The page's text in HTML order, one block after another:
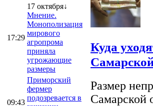
17:29
17 октября↓
Мнение.
Монополизация
мирового
агропрома
приняла
угрожающие
размеры
09:43
Приморский
фермер
подозревается в
Куда
Размер
Самарской